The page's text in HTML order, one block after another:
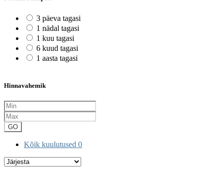
3 päeva tagasi
1 nädal tagasi
1 kuu tagasi
6 kuud tagasi
1 aasta tagasi
Hinnavahemik
GO
Kõik kuulutused 0